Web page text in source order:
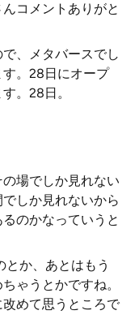
コメントありがと
、メタバースでし
。28日にオープ
。28日。
場でしか見れない
しか見れないから
のかなっていうと
か、あとはもう
ゃうとかですね。
めて思うところで